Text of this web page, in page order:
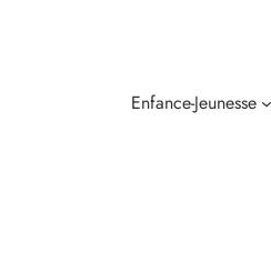
Enfance-Jeunesse